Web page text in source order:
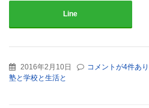
Line
2016年2月10日 コメントが4件あり
塾と学校と生活と